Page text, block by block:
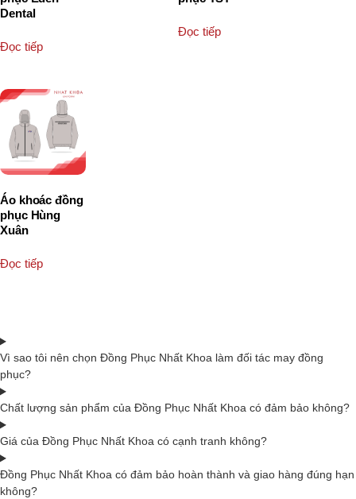
Dental
Đọc tiếp
Đọc tiếp
Áo khoác đồng
phục Hùng
Xuân
Đọc tiếp
Vì sao tôi nên chọn Đồng Phục Nhất Khoa làm đối tác may đồng
phục?
Chất lượng sản phẩm của Đồng Phục Nhất Khoa có đảm bảo không?
Giá của Đồng Phục Nhất Khoa có cạnh tranh không?
Đồng Phục Nhất Khoa có đảm bảo hoàn thành và giao hàng đúng hạn
không?